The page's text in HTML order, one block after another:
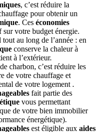
, c’est réduire la
pour obtenir un
. Ces économies
votre budget énergie.
tout au long de l’année : en
conserve la chaleur à
à l’extérieur.
charbon, c’est réduire les
de votre chauffage et
de votre logement .
fait partie des
vous permettant
de votre bien immobilier
énergétique).
est éligible aux aides